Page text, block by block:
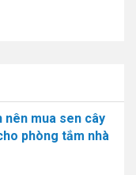
nên mua sen cây
phòng tắm nhà